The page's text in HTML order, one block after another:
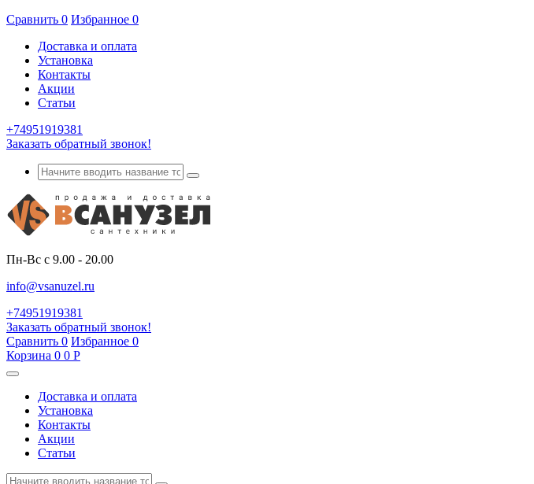
Сравнить 0 Избранное 0
Доставка и оплата
Установка
Контакты
Акции
Статьи
+74951919381
Заказать обратный звонок!
Пн-Вс с 9.00 - 20.00
info@vsanuzel.ru
+74951919381
Заказать обратный звонок!
Сравнить 0 Избранное 0
Корзина 0 0 Р
Доставка и оплата
Установка
Контакты
Акции
Статьи